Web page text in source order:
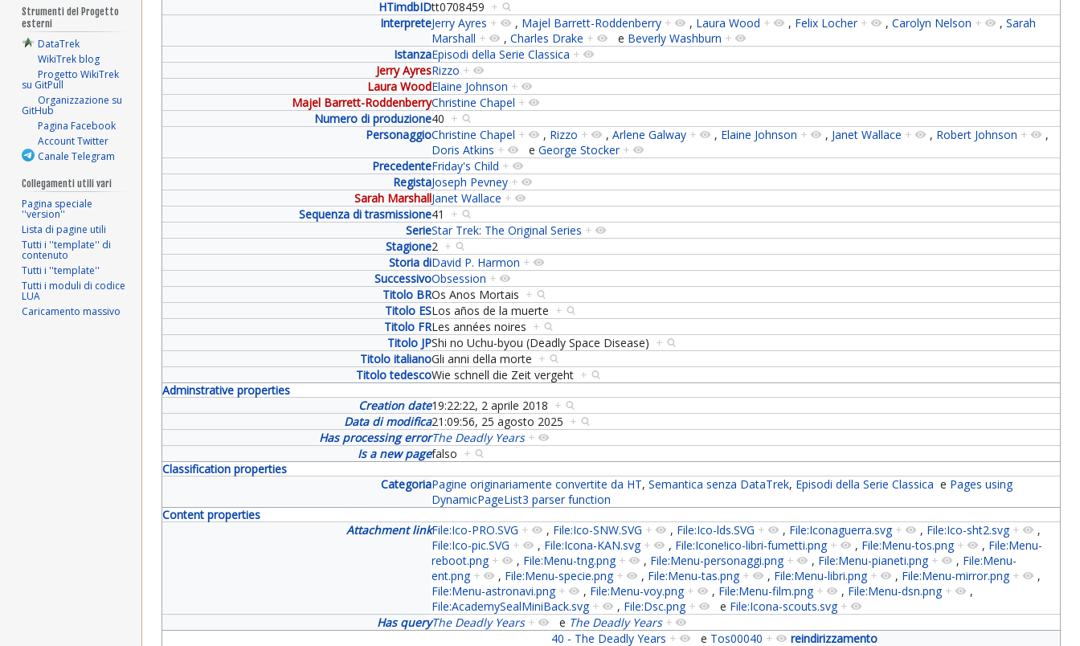
HTimdbIDtt0708459 +
InterpreteJerry Ayres + , Majel Barrett-Roddenberry + , Laura Wood + , Felix Locher + ,Carolyn Nelson + ,Sarah
Marshall + ,Charles Drake + e Beverly Washburn +
IstanzaEpisodi della Serie Classica +
Jerry AyresRizzo +
Laura WoodElaine Johnson +
Majel Barrett-RoddenberryChristine Chapel +
Numero di produzione40 +
PersonaggioChristine Chapel + , Rizzo + ,Arlene Galway + , Elaine Johnson + , Janet Wallace + , Robert Johnson +
,
Doris Atkins + eGeorge Stocker +
PrecedenteFriday's Child +
RegistaJoseph Pevney +
Sarah MarshallJanet Wallace +
Sequenza di trasmissione41 +
SerieStar Trek: The Original Series +
Stagione2 +
Storia diDavid P. Harmon +
SuccessivoObsession +
Titolo BROs Anos Mortais +
Titolo ESLos años de la muerte +
Titolo FRLes années noires +
Titolo JPShi no Uchu-byou (Deadly Space Disease) +
Titolo italianoGli anni della morte +
Titolo tedescoWie schnell die Zeit vergeht +
Adminstrative properties
Creation date19:22:22, 2 aprile 2018 +
Data di modifica21:09:56, 25 agosto 2025 +
Has processing errorThe Deadly Years +
Is a new pagefalso +
Classification properties
CategoriaPagine originariamente convertite da HT,Semantica senza DataTrek, Episodi della Serie Classica e Pages using
DynamicPageList3 parser function
Content properties
Attachment linkFile:Ico-PRO.SVG + , File:Ico-SNW.SVG + , File:Ico-lds.SVG + , File:Iconaguerra.svg + , File:Ico-sht2.svg +
,
File:Ico-pic.SVG + , File:Icona-KAN.svg + , File:Icone!ico-libri-fumetti.png + , File:Menu-tos.png + , File:Menu-
reboot.png + , File:Menu-tng.png + , File:Menu-personaggi.png + , File:Menu-pianeti.png + , File:Menu-
ent.png + , File:Menu-specie.png + , File:Menu-tas.png + , File:Menu-libri.png + , File:Menu-mirror.png +
,
File:Menu-astronavi.png + , File:Menu-voy.png + , File:Menu-film.png + , File:Menu-dsn.png +
,
File:AcademySealMiniBack.svg + , File:Dsc.png + e File:Icona-scouts.svg +
Has queryThe Deadly Years + e The Deadly Years +
reindirizzamento
40 - The Deadly Years + e Tos00040 +
Strumenti del Progetto
esterni
DataTrek
WikiTrek blog
Progetto WikiTrek
su GitPull
Organizzazione su
GitHub
Pagina Facebook
Account Twitter
Canale Telegram
Collegamenti utili vari
Pagina speciale
''version''
Lista di pagine utili
Tutti i ''template'' di
contenuto
Tutti i ''template''
Tutti i moduli di codice
LUA
Caricamento massivo